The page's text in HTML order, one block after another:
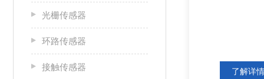
光栅传感器
环路传感器
接触传感器 了解详